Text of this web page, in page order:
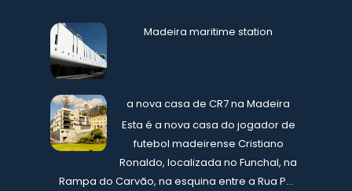
Madeira maritime station
a nova casa de CR7 na Madeira
Esta é a nova casa do jogador de
futebol madeirense Cristiano
Ronaldo, localizada no Funchal, na
Rampa do Carvão, na esquina entre a Rua P...